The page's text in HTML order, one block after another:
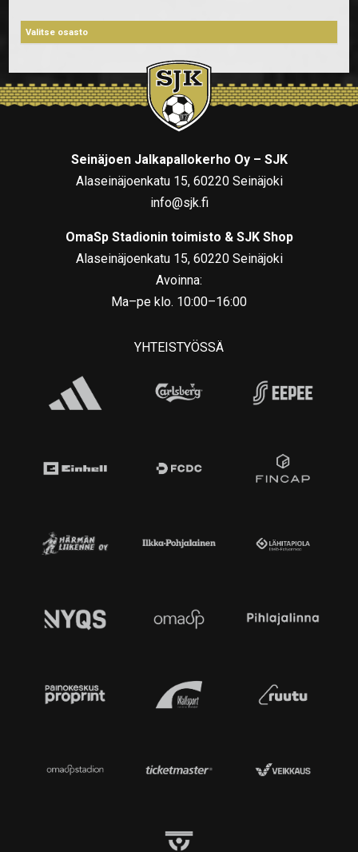
Seinäjoen Jalkapallokerho Oy – SJK
Alaseinäjoenkatu 15, 60220 Seinäjoki
info@sjk.fi
OmaSp Stadionin toimisto & SJK Shop
Alaseinäjoenkatu 15, 60220 Seinäjoki
Avoinna:
Ma–pe klo. 10:00–16:00
YHTEISTYÖSSÄ